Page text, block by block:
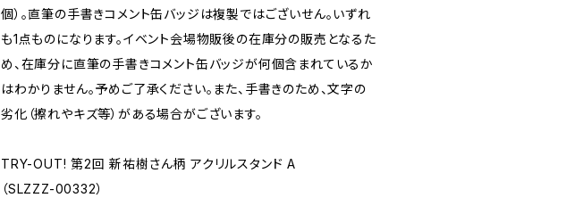
個）。直筆の手書きコメント缶バッジは複製ではございせん。いずれ
も1点ものになります。イベント会場物販後の在庫分の販売となるた
め、在庫分に直筆の手書きコメント缶バッジが何個含まれているか
はわかりません。予めご了承ください。また、手書きのため、文字の
劣化（擦れやキズ等）がある場合がございます。
TRY-OUT! 第2回 新祐樹さん柄 アクリルスタンド A
（SLZZZ-00332）